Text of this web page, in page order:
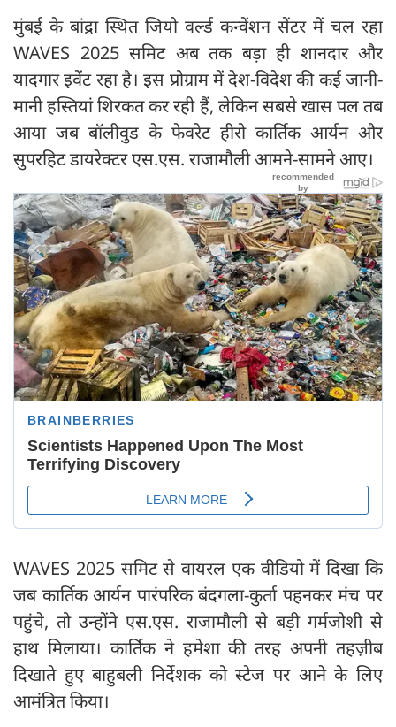
मुंबई के बांद्रा स्थित जियो वर्ल्ड कन्वेंशन सेंटर में चल रहा
WAVES 2025 समिट अब तक बड़ा ही शानदार और
यादगार इवेंट रहा है। इस प्रोग्राम में देश-विदेश की कई जानी-
मानी हस्तियां शिरकत कर रही हैं, लेकिन सबसे खास पल तब
आया जब बॉलीवुड के फेवरेट हीरो कार्तिक आर्यन और
सुपरहिट डायरेक्टर एस.एस. राजामौली आमने-सामने आए।
WAVES 2025 समिट से वायरल एक वीडियो में दिखा कि
जब कार्तिक आर्यन पारंपरिक बंदगला-कुर्ता पहनकर मंच पर
पहुंचे, तो उन्होंने एस.एस. राजामौली से बड़ी गर्मजोशी से
हाथ मिलाया। कार्तिक ने हमेशा की तरह अपनी तहज़ीब
दिखाते हुए बाहुबली निर्देशक को स्टेज पर आने के लिए
आमंत्रित किया।